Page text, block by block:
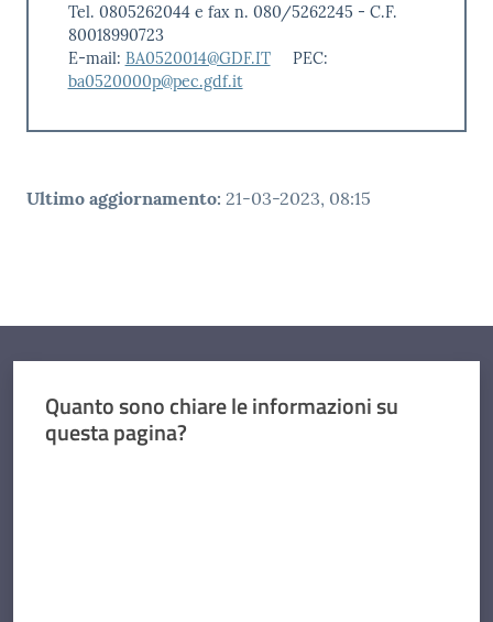
Tel. 0805262044 e fax n. 080/5262245 - C.F.
80018990723
E-mail: BA0520014@GDF.IT
PEC:
ba0520000p@pec.gdf.it
Ultimo aggiornamento: 21-03-2023, 08:15
Quanto sono chiare le informazioni su
questa pagina?